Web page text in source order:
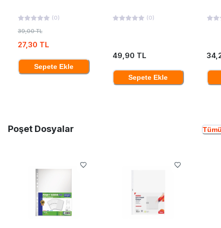
(0)
39,00 TL
27,30 TL
Sepete Ekle
(0)
49,90 TL
Sepete Ekle
Poşet Dosyalar